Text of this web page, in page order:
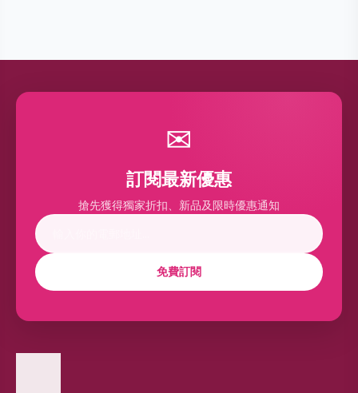
✉
訂閱最新優惠
搶先獲得獨家折扣、新品及限時優惠通知
免費訂閱